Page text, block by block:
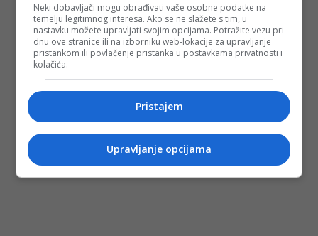
Neki dobavljači mogu obrađivati vaše osobne podatke na
temelju legitimnog interesa. Ako se ne slažete s tim, u
nastavku možete upravljati svojim opcijama. Potražite vezu pri
dnu ove stranice ili na izborniku web-lokacije za upravljanje
pristankom ili povlačenje pristanka u postavkama privatnosti i
kolačića.
Pristajem
Upravljanje opcijama